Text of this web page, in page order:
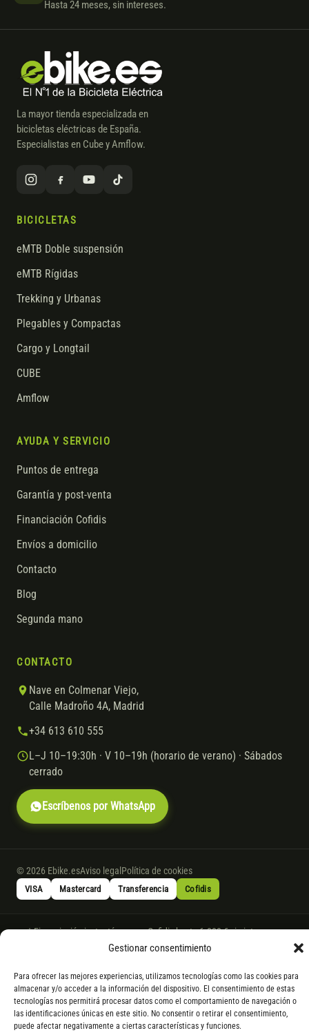
Gestionar consentimiento
Para ofrecer las mejores experiencias, utilizamos tecnologías como las cookies para
almacenar y/o acceder a la información del dispositivo. El consentimiento de estas
tecnologías nos permitirá procesar datos como el comportamiento de navegación o
las identificaciones únicas en este sitio. No consentir o retirar el consentimiento,
puede afectar negativamente a ciertas características y funciones.
Hasta 24 meses, sin intereses.
La mayor tienda especializada en
bicicletas eléctricas de España.
Especialistas en Cube y Amflow.
BICICLETAS
eMTB Doble suspensión
eMTB Rígidas
Trekking y Urbanas
Plegables y Compactas
Cargo y Longtail
CUBE
Amflow
AYUDA Y SERVICIO
Puntos de entrega
Garantía y post-venta
Financiación Cofidis
Envíos a domicilio
Contacto
Blog
Segunda mano
CONTACTO
Nave en Colmenar Viejo,
Calle Madroño 4A, Madrid
+34 613 610 555
L–J 10–19:30h · V 10–19h (horario de verano) · Sábados
cerrado
Escríbenos por WhatsApp
© 2026 Ebike.esAviso legal Política de cookies
VISA Mastercard Transferencia Cofidis
* Financiación instantánea con Cofidis hasta 6.000 € sin intereses.
Gasto de apertura: 4% hasta 18 meses y 7% a 24 meses. Consulta
* Los modelos con entrega inmediata se envían 24 h laborables tras el
pago; los de bajo pedido se confirman con un asesor. Si no fuera posible
servir el producto, se devuelve el importe sin coste. La información de
componentes es orientativa; los fabricantes pueden sustituir elementos